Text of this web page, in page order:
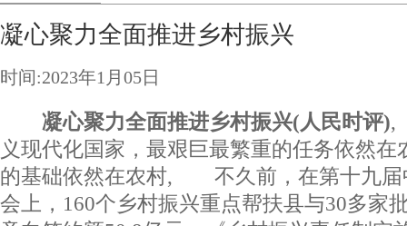
凝心聚力全面推进乡村振兴
时间:2023年1月05日
凝心聚力全面推进乡村振兴(人民时评),
义现代化国家，最艰巨最繁重的任务依然在
的基础依然在农村, 不久前，在第十九届
会上，160个乡村振兴重点帮扶县与30多家